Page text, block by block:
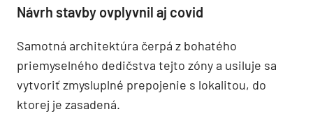
Návrh stavby ovplyvnil aj covid
Samotná architektúra čerpá z bohatého
priemyselného dedičstva tejto zóny a usiluje sa
vytvoriť zmysluplné prepojenie s lokalitou, do
ktorej je zasadená.